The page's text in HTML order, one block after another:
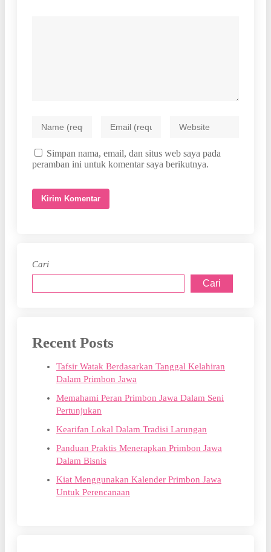
Simpan nama, email, dan situs web saya pada
peramban ini untuk komentar saya berikutnya.
Cari
Cari
Recent Posts
Tafsir Watak Berdasarkan Tanggal Kelahiran
Dalam Primbon Jawa
Memahami Peran Primbon Jawa Dalam Seni
Pertunjukan
Kearifan Lokal Dalam Tradisi Larungan
Panduan Praktis Menerapkan Primbon Jawa
Dalam Bisnis
Kiat Menggunakan Kalender Primbon Jawa
Untuk Perencanaan